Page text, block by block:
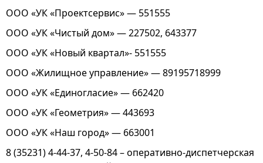
ООО «УК «Проектсервис» — 551555
ООО «УК «Чистый дом» — 227502, 643377
ООО «УК «Новый квартал»- 551555
ООО «Жилищное управление» — 89195718999
ООО «УК «Единогласие» — 662420
ООО «УК «Геометрия» — 443693
ООО «УК «Наш город» — 663001
8 (35231) 4-44-37, 4-50-84 – оперативно-диспетчерская